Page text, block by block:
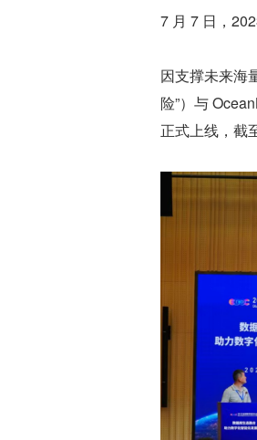
7 月 7 日，
因支撑未来海
险”）与
正式上线，截